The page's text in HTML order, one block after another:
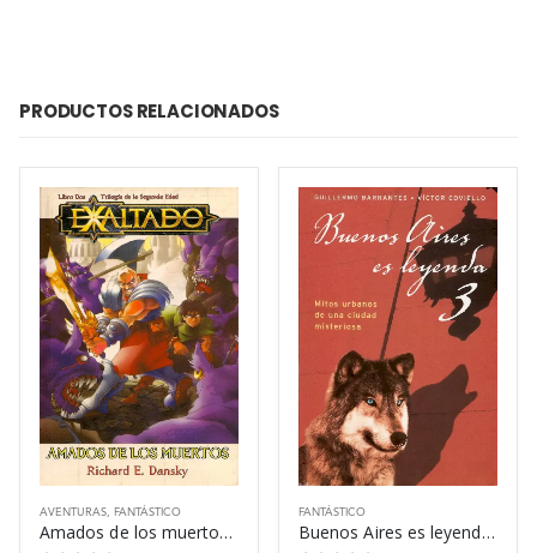
PRODUCTOS RELACIONADOS
AVENTURAS, FANTÁSTICO
Amados de los muertos – Richard E. Dansky
FANTÁSTICO
Buenos Aires es leyenda 3 – Guillermo Barrantes